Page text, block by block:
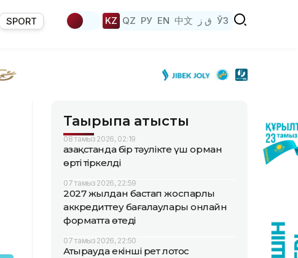
SPORT KZ QZ РУ EN 中文 ق ز ЎЗ
Тақырыпқа қатысты
08 тамыз 2026, 02:19
Қазақстанда бір тәулікте үш орман
өрті тіркелді
07 тамыз 2026, 22:59
2027 жылдан бастап жоспарлы
аккредиттеу бағалаулары онлайн
форматта өтеді
07 тамыз 2026, 22:50
Атырауда екінші рет лотос